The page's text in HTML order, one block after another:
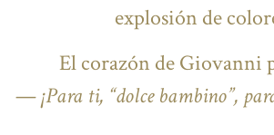
explosión de
El corazón de Giovanni
—¡Para ti, “dolce bambino”,